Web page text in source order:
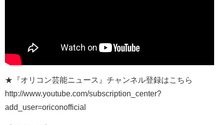
★『オリコン芸能ニュース』チャンネル登録はこちら
http://www.youtube.com/subscription_center?
add_user=oriconofficial